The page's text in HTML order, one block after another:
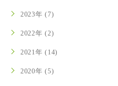
2023年 (7)
2022年 (2)
2021年 (14)
2020年 (5)